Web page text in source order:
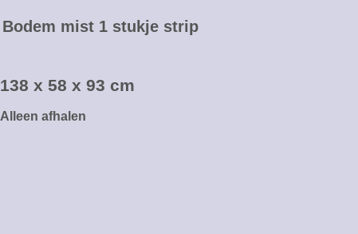
Bodem mist 1 stukje strip
138 x 58 x 93 cm
Alleen afhalen